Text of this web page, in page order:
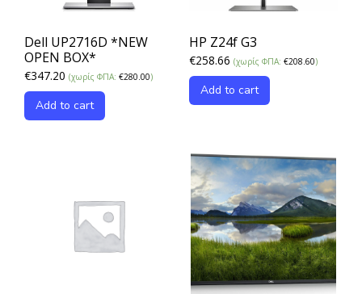
Dell UP2716D *NEW
OPEN BOX*
€347.20 (χωρίς ΦΠΑ: €280.00)
Add to cart
HP Z24f G3
€258.66 (χωρίς ΦΠΑ: €208.60)
Add to cart